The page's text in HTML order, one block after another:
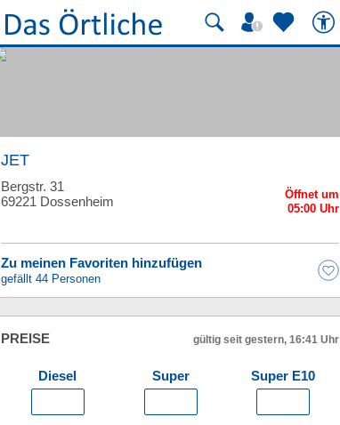
JET
Bergstr. 31
69221 Dossenheim
Zu meinen Favoriten hinzufügen
gefällt 44 Personen
PREISE gültig seit gestern, 16:41 Uhr
Diesel Super Super E10